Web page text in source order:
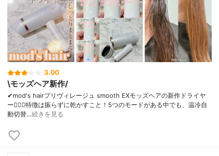
3.00
\モッズヘア新作/
✔︎mod's hairプリヴィレージュ smooth EXモッズヘアの新作ドライヤ
ー💆🏻‍♀️特徴は振らずに乾かすこと！5つのモードがある中でも、温冷自
動切替…続きを見る